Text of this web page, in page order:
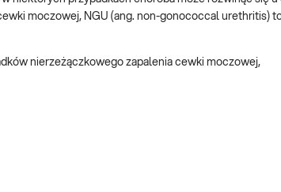
moczowej, NGU (ang. non-gonococcal urethritis)
nierzeżączkowego zapalenia cewki moczowej,